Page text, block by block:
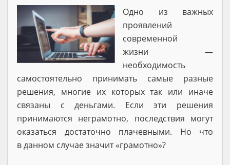
Одно из важных
проявлений
современной
жизни —
необходимость
самостоятельно принимать самые разные
решения, многие их которых так или иначе
связаны с деньгами. Если эти решения
принимаются неграмотно, последствия могут
оказаться достаточно плачевными. Но что
в данном случае значит «грамотно»?